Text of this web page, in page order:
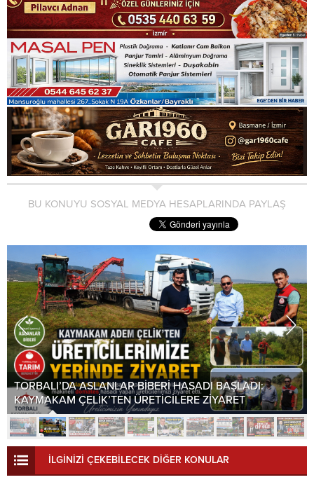
BU KONUYU SOSYAL MEDYA HESAPLARINDA PAYLAŞ
TORBALI’DA ASLANLAR BİBERİ HASADI BAŞLADI:
KAYMAKAM ÇELİK’TEN ÜRETİCİLERE ZİYARET
İLGİNİZİ ÇEKEBİLECEK DİĞER KONULAR